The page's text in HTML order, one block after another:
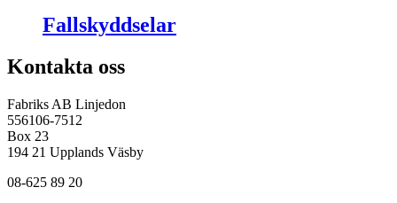
Fallskyddselar
Kontakta oss
Fabriks AB Linjedon
556106-7512
Box 23
194 21 Upplands Väsby
08-625 89 20